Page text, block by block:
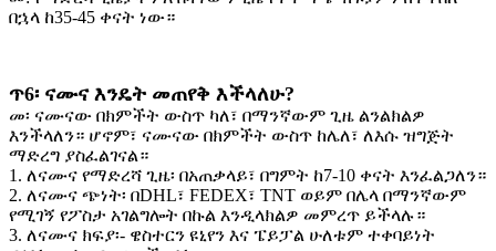
በኋላ ከ35-45 ቀናት ነው።
ጥ6፡ ናሙና እንዴት መጠየቅ እችላለሁ?
መ፡ ናሙናው በክምችት ውስጥ ካለ፣ በማንኛውም ጊዜ ልንልክልዎ
እንችላለን። ሆኖም፣ ናሙናው በክምችት ውስጥ ከሌለ፣ ለእሱ ዝግጅት
ማድረግ ያስፈልገናል።
1. ለናሙና የማድረሻ ጊዜ፡ በአጠቃላይ፣ በግምት ከ7-10 ቀናት እንፈልጋለን።
2. ለናሙና ጭነት፡ በDHL፣ FEDEX፣ TNT ወይም በሌላ በማንኛውም
የሚገኝ የፖስታ አገልግሎት በኩል እንዲላክልዎ መምረጥ ይችላሉ።
3. ለናሙና ክፍያ፡- ዌስተርን ዩኒየን እና ፔይፓል ሁለቱም ተቀባይነት